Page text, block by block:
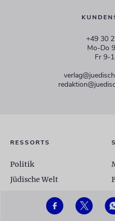
+49 30
Mo-Do
Fr 9-
RESSORTS
Politik
Jüdische Welt
Unsere Woche